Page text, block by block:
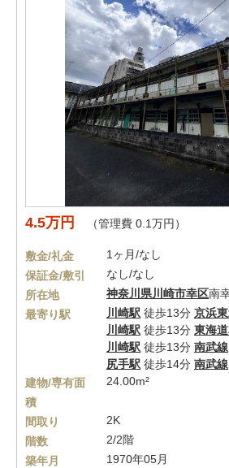
4.5万円 （管理費 0.1万円）
敷金/礼金
1ヶ月/なし
保証金/敷引
なし/なし
所在地
神奈川県川崎市幸区南
最寄り駅
川崎駅 徒歩13分 京浜
川崎駅 徒歩13分 東海
川崎駅 徒歩13分 南武線
尻手駅 徒歩14分 南武線
建物/専有面
積
24.00m²
間取り
2K
階数
2/2階
築年月
1970年05月